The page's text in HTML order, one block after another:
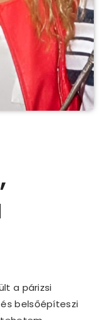
a párizsi
belsőépíteszi